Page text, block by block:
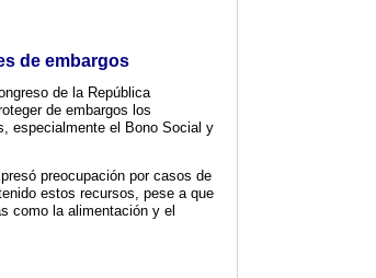
de embargos
de la República
de embargos los
especialmente el Bono Social y
preocupación por casos de
estos recursos, pese a que
como la alimentación y el